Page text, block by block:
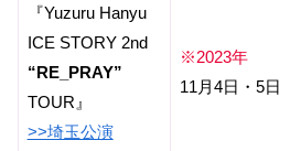
『Yuzuru Hanyu
ICE STORY 2nd
“RE_PRAY”
TOUR』
>>埼玉公演
※2023年
11月4日・5日